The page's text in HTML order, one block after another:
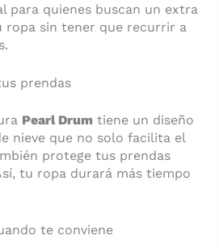
para quienes buscan un extra
ropa sin tener que recurrir a
prendas
Pearl Drumtiene un diseño
nieve que no solo facilita el
protege tus prendas
tu ropa durará más tiempo
te conviene